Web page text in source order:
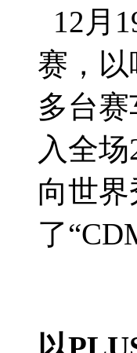
12月
赛，
多台
入全
向世
了